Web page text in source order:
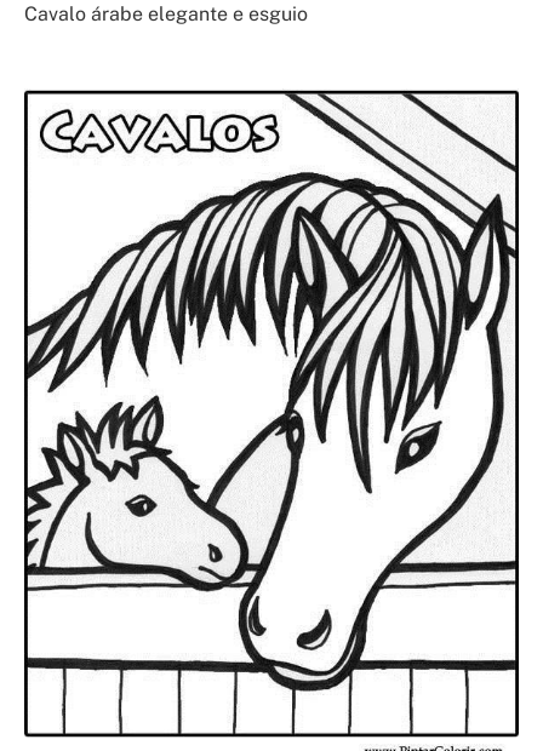
Cavalo árabe elegante e esguio